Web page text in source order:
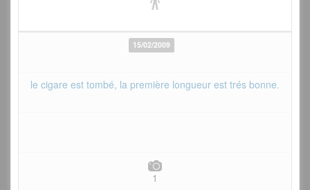
15/02/2009
le cigare est tombé, la première longueur est trés bonne.
1